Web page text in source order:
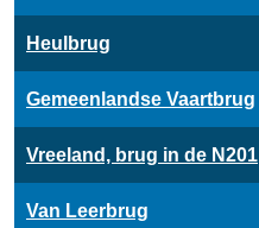
Heulbrug
Gemeenlandse Vaartbrug
Vreeland, brug in de N201
Van Leerbrug